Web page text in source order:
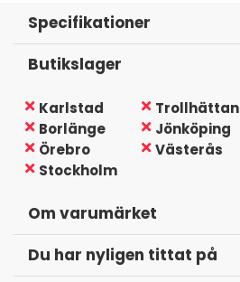
Specifikationer
Butikslager
Karlstad Trollhättan
Borlänge
Jönköping
Örebro
Västerås
Stockholm
Om varumärket
Du har nyligen tittat på